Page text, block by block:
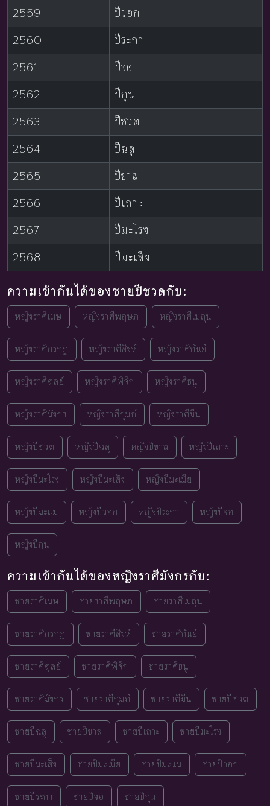
2559
ปีวอก
2560
ปีระกา
2561
ปีจอ
2562
ปีกุน
2563
ปีชวด
2564
ปีฉลู
2565
ปีขาล
2566
ปีเถาะ
2567
ปีมะโรง
2568
ปีมะเส็ง
ความเข้ากันได้ของชายปีชวดกับ:
หญิงราศีเมษ หญิงราศีพฤษภ หญิงราศีเมถุน
หญิงราศีกรกฎ หญิงราศีสิงห์ หญิงราศีกันย์
หญิงราศีตุลย์ หญิงราศีพิจิก หญิงราศีธนู
หญิงราศีมังกร หญิงราศีกุมภ์ หญิงราศีมีน
หญิงปีชวด หญิงปีฉลู หญิงปีขาล หญิงปีเถาะ
หญิงปีมะโรง หญิงปีมะเส็ง หญิงปีมะเมีย
หญิงปีมะแม หญิงปีวอก หญิงปีระกา หญิงปีจอ
หญิงปีกุน
ความเข้ากันได้ของหญิงราศีมังกรกับ:
ชายราศีเมษ ชายราศีพฤษภ ชายราศีเมถุน
ชายราศีกรกฎ ชายราศีสิงห์ ชายราศีกันย์
ชายราศีตุลย์ ชายราศีพิจิก ชายราศีธนู
ชายราศีมังกร ชายราศีกุมภ์ ชายราศีมีน ชายปีชวด
ชายปีฉลู ชายปีขาล ชายปีเถาะ ชายปีมะโรง
ชายปีมะเส็ง ชายปีมะเมีย ชายปีมะแม ชายปีวอก
ชายปีระกา ชายปีจอ ชายปีกุน